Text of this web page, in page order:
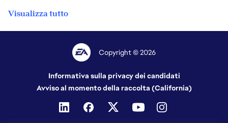
Visualizza tutto
Copyright © 2026
Informativa sulla privacy dei candidati
Avviso al momento della raccolta (California)